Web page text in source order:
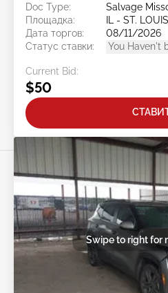
Doc Type:
Salvage
Площадка:
IL - ST. LOUIS
Дата торгов:
08/11/2026
Статус ставки:
You Haven't
Current Bid:
$50
Swipe to right for